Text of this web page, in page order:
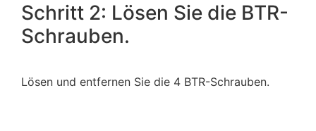
Schritt 2: Lösen Sie die BTR-
Schrauben.
Lösen und entfernen Sie die 4 BTR-Schrauben.